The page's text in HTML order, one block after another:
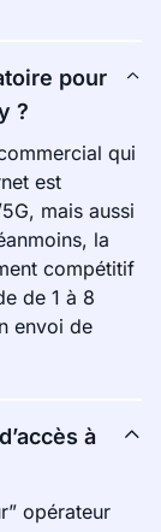
pour
?
qui
est
mais aussi
la
compétitif
de 1 à 8
envoi de
à
opérateur